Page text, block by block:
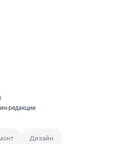
редакции
Дизайн